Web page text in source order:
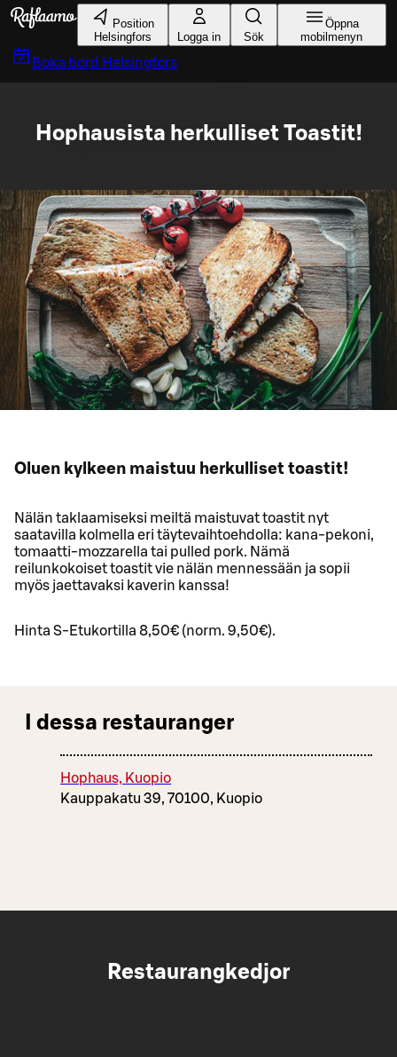
Gå till huvudinnehållet
Position
Helsingfors
Logga in Sök
Öppna
mobilmenyn
Boka bord Helsingfors
Hophausista herkulliset Toastit!
Oluen kylkeen maistuu herkulliset toastit!
Nälän taklaamiseksi meiltä maistuvat toastit nyt
saatavilla kolmella eri täytevaihtoehdolla: kana-pekoni,
tomaatti-mozzarella tai pulled pork. Nämä
reilunkokoiset toastit vie nälän mennessään ja sopii
myös jaettavaksi kaverin kanssa!
Hinta S-Etukortilla 8,50€ (norm. 9,50€).
I dessa restauranger
Hophaus, Kuopio
Kauppakatu 39, 70100, Kuopio
Restaurangkedjor